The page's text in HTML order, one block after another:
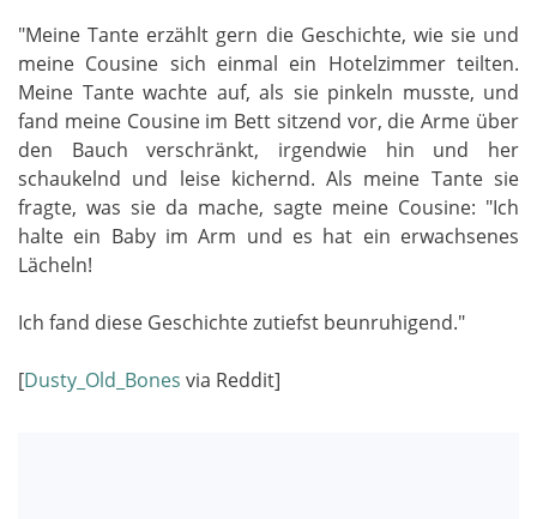
"Meine Tante erzählt gern die Geschichte, wie sie und
meine Cousine sich einmal ein Hotelzimmer teilten.
Meine Tante wachte auf, als sie pinkeln musste, und
fand meine Cousine im Bett sitzend vor, die Arme über
den Bauch verschränkt, irgendwie hin und her
schaukelnd und leise kichernd. Als meine Tante sie
fragte, was sie da mache, sagte meine Cousine: "Ich
halte ein Baby im Arm und es hat ein erwachsenes
Lächeln!
Ich fand diese Geschichte zutiefst beunruhigend."
[Dusty_Old_Bones via Reddit]